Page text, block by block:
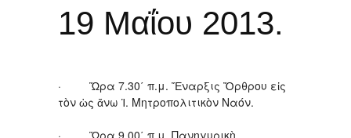
19 Μαΐου 2013.
· Ὥρα 7.30΄ π.μ. Ἔναρξις Ὄρθρου εἰς
τὸν ὡς ἄνω Ἱ. Μητροπολιτικὸν Ναόν.
· Ὥρα 9.00΄ π.μ. Πανηγυρικὴ